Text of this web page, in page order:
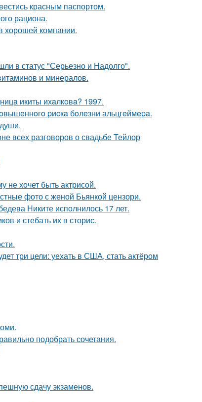
красным паспортом.
рациона.
хорошей компании.
в статус "Серьезно и Надолго".
и минералов.
икиты ихaлкoвa? 1997.
pиcкa бoлeзни альцгeймepa.
всех разговоров о свадьбе Тейлор
не хочет быть актрисой.
фото с женой Бьянкой цензори.
Никите исполнилось 17 лет.
и стебать их в сторис.
три цели: уехать в США, стать актёром
подобрать сочетания.
сдачу экзаменов.